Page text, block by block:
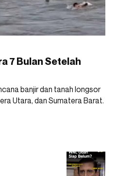
7 Bulan Setelah
banjir dan tanah longsor
Utara, dan Sumatera Barat.